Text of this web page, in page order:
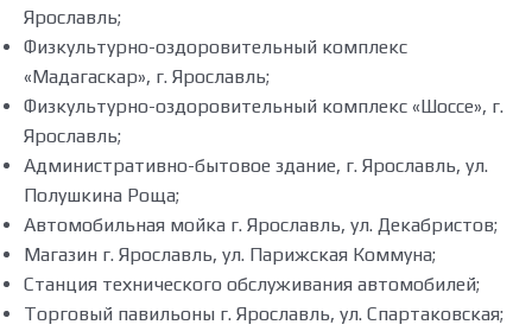
Ярославль;
Физкультурно-оздоровительный комплекс
«Мадагаскар», г. Ярославль;
Физкультурно-оздоровительный комплекс «Шоссе», г.
Ярославль;
Административно-бытовое здание, г. Ярославль, ул.
Полушкина Роща;
Автомобильная мойка г. Ярославль, ул. Декабристов;
Магазин г. Ярославль, ул. Парижская Коммуна;
Станция технического обслуживания автомобилей;
Торговый павильоны г. Ярославль, ул. Спартаковская;